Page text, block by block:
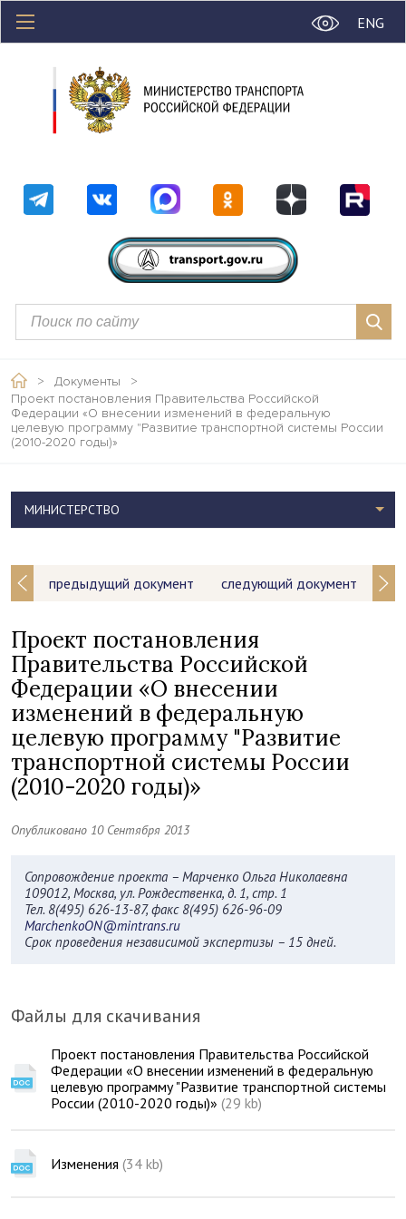
ENG
> Документы
>
Проект постановления Правительства Российской
Федерации «О внесении изменений в федеральную
целевую программу "Развитие транспортной системы России
(2010-2020 годы)»
предыдущий документ следующий документ
Проект постановления
Правительства Российской
Федерации «О внесении
изменений в федеральную
целевую программу "Развитие
транспортной системы России
(2010-2020 годы)»
Опубликовано 10 Сентября 2013
Сопровождение проекта – Марченко Ольга Николаевна
109012, Москва, ул. Рождественка, д. 1, стр. 1
Тел. 8(495) 626-13-87, факс 8(495) 626-96-09
MarchenkoON@mintrans.ru
Cрок проведения независимой экспертизы – 15 дней.
Файлы для скачивания
Проект постановления Правительства Российской
Федерации «О внесении изменений в федеральную
целевую программу "Развитие транспортной системы
России (2010-2020 годы)» (29 kb)
Изменения (34 kb)
МИНИСТЕРСТВО